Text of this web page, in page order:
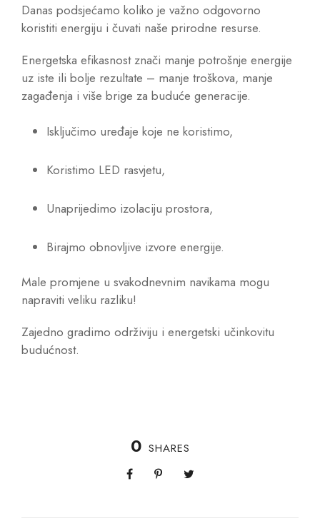
Danas podsjećamo koliko je važno odgovorno
koristiti energiju i čuvati naše prirodne resurse.
Energetska efikasnost znači manje potrošnje energije
uz iste ili bolje rezultate – manje troškova, manje
zagađenja i više brige za buduće generacije.
Isključimo uređaje koje ne koristimo,
Koristimo LED rasvjetu,
Unaprijedimo izolaciju prostora,
Birajmo obnovljive izvore energije.
Male promjene u svakodnevnim navikama mogu
napraviti veliku razliku!
Zajedno gradimo održiviju i energetski učinkovitu
budućnost.
0 SHARES